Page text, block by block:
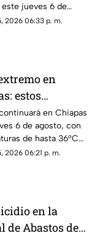
este jueves 6 de
el ambiente
2026 06:33 p. m.
en
estos
alcanzarán
este jueves
en Chiapas
6 de agosto, con
de hasta 36°C
municipios y
2026 06:21 p. m.
en la
de Abastos de